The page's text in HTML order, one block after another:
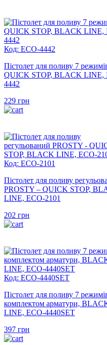
Код: ECO-4442
Пістолет для поливу 7
QUICK STOP, BLACK LINE,
4442
229 грн
Код: ECO-2101
Пістолет для поливу
PROSTY – QUICK STOP,
LINE, ECO-2101
202 грн
Код: ECO-4440SET
Пістолет для поливу 7
комплектом арматури,
LINE, ECO-4440SET
397 грн